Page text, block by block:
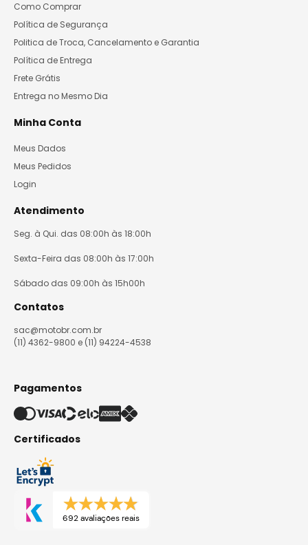
Como Comprar
Política de Segurança
Politica de Troca, Cancelamento e Garantia
Política de Entrega
Frete Grátis
Entrega no Mesmo Dia
Minha Conta
Meus Dados
Meus Pedidos
Login
Atendimento
Seg. à Qui. das 08:00h às 18:00h
Sexta-Feira das 08:00h às 17:00h
Sábado das 09:00h às 15h00h
Contatos
sac@motobr.com.br
(11) 4362-9800 e (11) 94224-4538
Pagamentos
Certificados
692 avaliações reais